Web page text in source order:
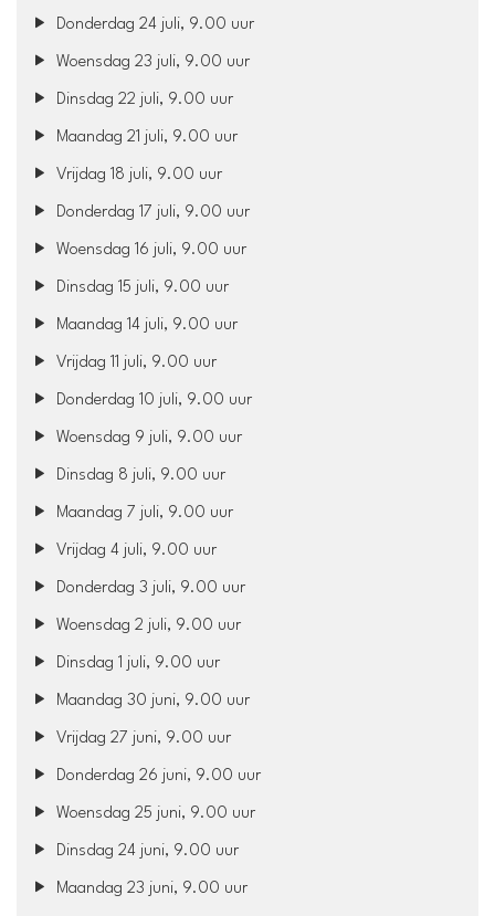
Donderdag 24 juli, 9.00 uur
Woensdag 23 juli, 9.00 uur
Dinsdag 22 juli, 9.00 uur
Maandag 21 juli, 9.00 uur
Vrijdag 18 juli, 9.00 uur
Donderdag 17 juli, 9.00 uur
Woensdag 16 juli, 9.00 uur
Dinsdag 15 juli, 9.00 uur
Maandag 14 juli, 9.00 uur
Vrijdag 11 juli, 9.00 uur
Donderdag 10 juli, 9.00 uur
Woensdag 9 juli, 9.00 uur
Dinsdag 8 juli, 9.00 uur
Maandag 7 juli, 9.00 uur
Vrijdag 4 juli, 9.00 uur
Donderdag 3 juli, 9.00 uur
Woensdag 2 juli, 9.00 uur
Dinsdag 1 juli, 9.00 uur
Maandag 30 juni, 9.00 uur
Vrijdag 27 juni, 9.00 uur
Donderdag 26 juni, 9.00 uur
Woensdag 25 juni, 9.00 uur
Dinsdag 24 juni, 9.00 uur
Maandag 23 juni, 9.00 uur